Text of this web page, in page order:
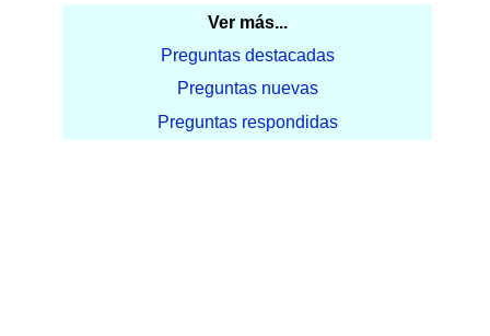
Ver más...
Preguntas destacadas
Preguntas nuevas
Preguntas respondidas